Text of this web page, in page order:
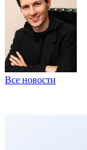
Все новости